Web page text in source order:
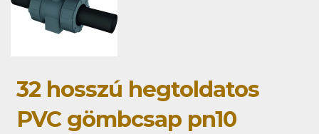
32 hosszú hegtoldatos
PVC gömbcsap pn10